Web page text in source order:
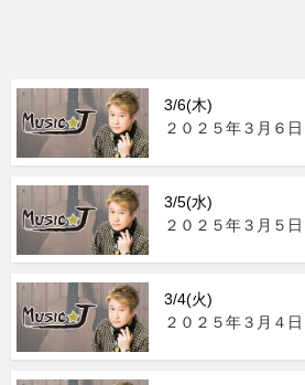
3/6(木)
２０２５年３月６日
3/5(水)
２０２５年３月５日
3/4(火)
２０２５年３月４日